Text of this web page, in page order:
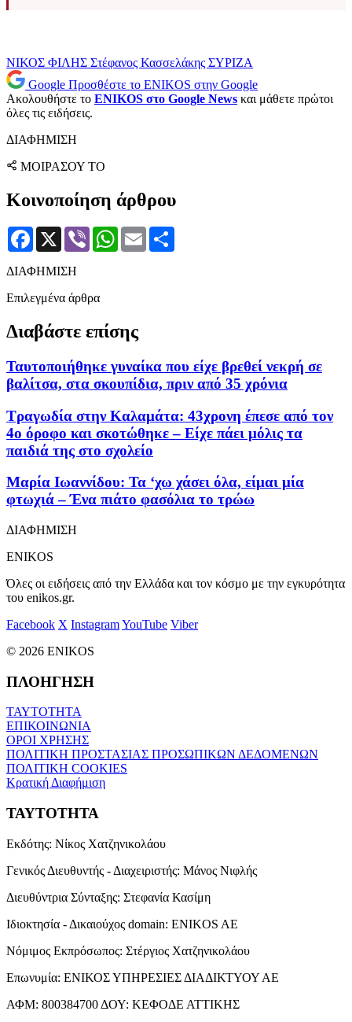
ΝΙΚΟΣ ΦΙΛΗΣ Στέφανος Κασσελάκης ΣΥΡΙΖΑ
Google Προσθέστε το ENIKOS στην Google
Ακολουθήστε το ENIKOS στο Google News και μάθετε πρώτοι
όλες τις ειδήσεις.
ΔΙΑΦΗΜΙΣΗ
ΜΟΙΡΑΣΟΥ ΤΟ
Κοινοποίηση άρθρου
Facebook
X Viber WhatsApp
Email
ΔΙΑΦΗΜΙΣΗ
Επιλεγμένα άρθρα
Διαβάστε επίσης
Ταυτοποιήθηκε γυναίκα που είχε βρεθεί νεκρή σε
βαλίτσα, στα σκουπίδια, πριν από 35 χρόνια
Τραγωδία στην Καλαμάτα: 43χρονη έπεσε από τον
4ο όροφο και σκοτώθηκε – Είχε πάει μόλις τα
παιδιά της στο σχολείο
Μαρία Ιωαννίδου: Τα ‘χω χάσει όλα, είμαι μία
φτωχιά – Ένα πιάτο φασόλια το τρώω
ΔΙΑΦΗΜΙΣΗ
ENIKOS
Όλες οι ειδήσεις από την Ελλάδα και τον κόσμο με την εγκυρότητα
του enikos.gr.
Facebook X InstagramYouTube Viber
© 2026 ENIKOS
ΠΛΟΗΓΗΣΗ
ΤΑΥΤΟΤΗΤΑ
ΕΠΙΚΟΙΝΩΝΙΑ
ΟΡΟΙ ΧΡΗΣΗΣ
ΠΟΛΙΤΙΚΗ ΠΡΟΣΤΑΣΙΑΣ ΠΡΟΣΩΠΙΚΩΝ ΔΕΔΟΜΕΝΩΝ
ΠΟΛΙΤΙΚΗ COOKIES
Κρατική Διαφήμιση
ΤΑΥΤΟΤΗΤΑ
Εκδότης: Νίκος Χατζηνικολάου
Γενικός Διευθυντής - Διαχειριστής: Μάνος Νιφλής
Διευθύντρια Σύνταξης: Στεφανία Κασίμη
Ιδιοκτησία - Δικαιούχος domain: ENIKOS AE
Νόμιμος Εκπρόσωπος: Στέργιος Χατζηνικολάου
Επωνυμία: ΕΝΙΚΟΣ ΥΠΗΡΕΣΙΕΣ ΔΙΑΔΙΚΤΥΟΥ ΑΕ
ΑΦΜ: 800384700 ΔΟΥ: ΚΕΦΟΔΕ ΑΤΤΙΚΗΣ